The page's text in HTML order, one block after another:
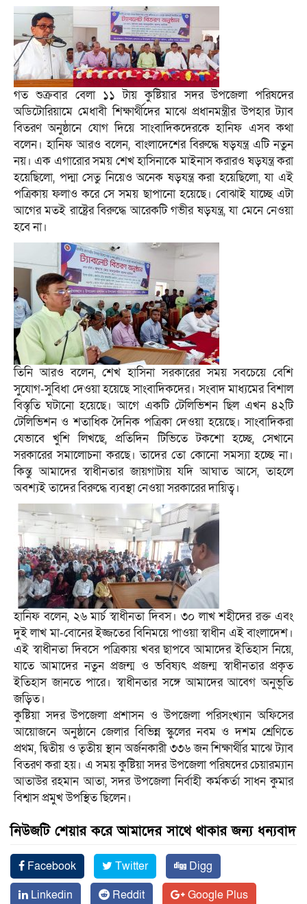
গত শুক্রবার বেলা ১১ টায় কুষ্টিয়ার সদর উপজেলা পরিষদের
অডিটোরিয়ামে মেধাবী শিক্ষার্থীদের মাঝে প্রধানমন্ত্রীর উপহার ট্যাব
বিতরণ অনুষ্ঠানে যোগ দিয়ে সাংবাদিকদেরকে হানিফ এসব কথা
বলেন। হানিফ আরও বলেন, বাংলাদেশের বিরুদ্ধে ষড়যন্ত্র এটি নতুন
নয়। এক এগারোর সময় শেখ হাসিনাকে মাইনাস করারও ষড়যন্ত্র করা
হয়েছিলো, পদ্মা সেতু নিয়েও অনেক ষড়যন্ত্র করা হয়েছিলো, যা এই
পত্রিকায় ফলাও করে সে সময় ছাপানো হয়েছে। বোঝাই যাচ্ছে এটা
আগের মতই রাষ্ট্রের বিরুদ্ধে আরেকটি গভীর ষড়যন্ত্র, যা মেনে নেওয়া
হবে না।
তিনি আরও বলেন, শেখ হাসিনা সরকারের সময় সবচেয়ে বেশি
সুযোগ-সুবিধা দেওয়া হয়েছে সাংবাদিকদের। সংবাদ মাধ্যমের বিশাল
বিস্তৃতি ঘটানো হয়েছে। আগে একটি টেলিভিশন ছিল এখন ৪২টি
টেলিভিশন ও শতাধিক দৈনিক পত্রিকা দেওয়া হয়েছে। সাংবাদিকরা
যেভাবে খুশি লিখছে, প্রতিদিন টিভিতে টকশো হচ্ছে, সেখানে
সরকারের সমালোচনা করছে। তাদের তো কোনো সমস্যা হচ্ছে না।
কিন্তু আমাদের স্বাধীনতার জায়গাটায় যদি আঘাত আসে, তাহলে
অবশ্যই তাদের বিরুদ্ধে ব্যবস্থা নেওয়া সরকারের দায়িত্ব।
হানিফ বলেন, ২৬ মার্চ স্বাধীনতা দিবস। ৩০ লাখ শহীদের রক্ত এবং
দুই লাখ মা-বোনের ইজ্জতের বিনিময়ে পাওয়া স্বাধীন এই বাংলাদেশ।
এই স্বাধীনতা দিবসে পত্রিকায় খবর ছাপবে আমাদের ইতিহাস নিয়ে,
যাতে আমাদের নতুন প্রজন্ম ও ভবিষ্যৎ প্রজন্ম স্বাধীনতার প্রকৃত
ইতিহাস জানতে পারে। স্বাধীনতার সঙ্গে আমাদের আবেগ অনুভূতি
জড়িত।
কুষ্টিয়া সদর উপজেলা প্রশাসন ও উপজেলা পরিসংখ্যান অফিসের
আয়োজনে অনুষ্ঠানে জেলার বিভিন্ন স্কুলের নবম ও দশম শ্রেণিতে
প্রথম, দ্বিতীয় ও তৃতীয় স্থান অর্জনকারী ৩৩৬ জন শিক্ষার্থীর মাঝে ট্যাব
বিতরণ করা হয়। এ সময় কুষ্টিয়া সদর উপজেলা পরিষদের চেয়ারম্যান
আতাউর রহমান আতা, সদর উপজেলা নির্বাহী কর্মকর্তা সাধন কুমার
বিশ্বাস প্রমুখ উপস্থিত ছিলেন।
নিউজটি শেয়ার করে আমাদের সাথে থাকার জন্য ধন্যবাদ
Facebook Twitter
Digg
Linkedin
Reddit
Google Plus